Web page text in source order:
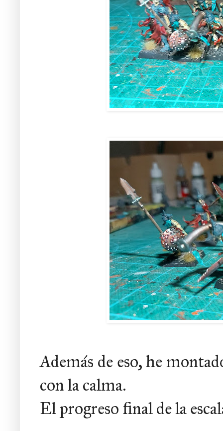
Además de eso, he
con la calma.
El progreso final de la